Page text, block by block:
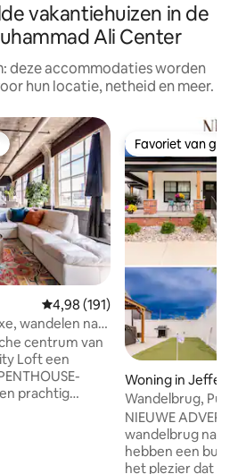
vakantiehuizen in de
Ali Center
deze accommodaties worden
hun locatie, netheid en meer.
Gemiddelde beoordeling van
4,98 (191)
wandelen naar
centrum van
Loft een
prachtig
Favoriet van
Favoriet van
Woning in
Wandelbrug, Putt
NIEUWE ADVERTENTIE:
wandelbrug naar
hebben een
het plezier dat je